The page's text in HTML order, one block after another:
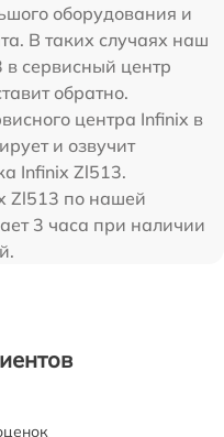
оборудования и
В таких случаях наш
в сервисный центр
обратно.
центра Infinix в
и озвучит
Infinix Zl513.
Zl513 по нашей
3 часа при наличии